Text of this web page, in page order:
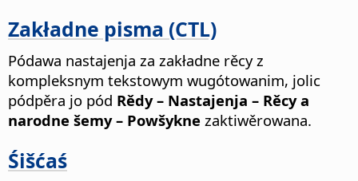
Zakładne pisma (CTL)
Pódawa nastajenja za zakładne rěcy z
kompleksnym tekstowym wugótowanim, jolic
pódpěra jo pód Rědy – Nastajenja – Rěcy a
narodne šemy – Powšykne zaktiwěrowana.
Śišćaś